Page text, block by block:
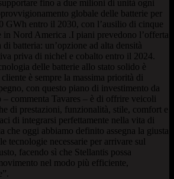
fino a due milioni di unità ogni
globale delle batterie per
GWh entro il 2030, con l’ausilio di cinque
in Nord America .I piani prevedono l’offerta
batteria: un’opzione ad alta densità
priva di nichel e cobalto entro il 2024.
delle batterie allo stato solido è
è sempre la massima priorità di
con questo piano di investimento da
commenta Tavares – è di offrire veicoli
di prestazioni, funzionalità, stile, comfort e
di integrarsi perfettamente nella vita di
che oggi abbiamo definito assegna la giusta
tecnologie necessarie per arrivare sul
facendo sì che Stellantis possa
nel modo più efficiente,